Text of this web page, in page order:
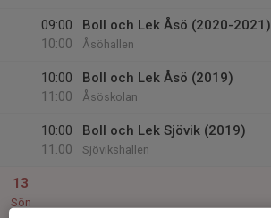
09:00
10:00
Boll och Lek Åsö (2020-2021)
Åsöhallen
10:00
11:00
Boll och Lek Åsö (2019)
Åsöskolan
10:00
11:00
Boll och Lek Sjövik (2019)
Sjövikshallen
13
Sön